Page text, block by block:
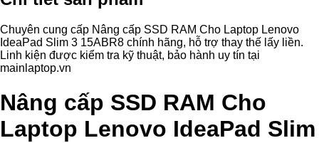
Chuyên cung cấp Nâng cấp SSD RAM Cho Laptop Lenovo
IdeaPad Slim 3 15ABR8 chính hãng, hỗ trợ thay thế lấy liền.
Linh kiện được kiểm tra kỹ thuật, bảo hành uy tín tại
mainlaptop.vn
Nâng cấp SSD RAM Cho
Laptop Lenovo IdeaPad Slim